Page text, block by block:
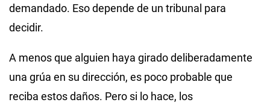
demandado. Eso depende de un tribunal para
decidir.
A menos que alguien haya girado deliberadamente
una grúa en su dirección, es poco probable que
reciba estos daños. Pero si lo hace, los